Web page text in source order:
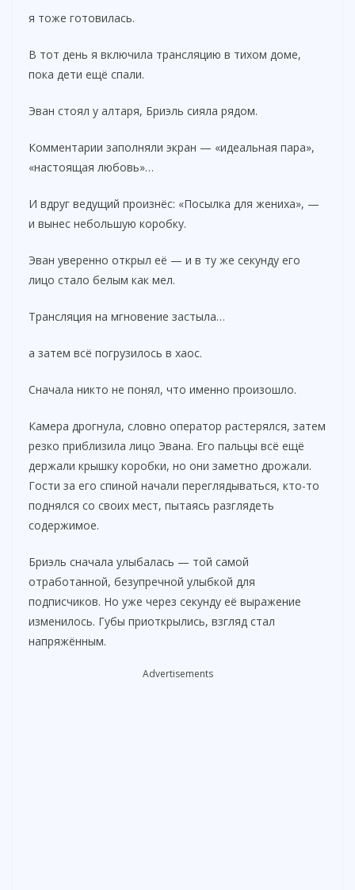
я тоже готовилась.
В тот день я включила трансляцию в тихом доме,
пока дети ещё спали.
Эван стоял у алтаря, Бриэль сияла рядом.
Комментарии заполняли экран — «идеальная пара»,
«настоящая любовь»…
И вдруг ведущий произнёс: «Посылка для жениха», —
и вынес небольшую коробку.
Эван уверенно открыл её — и в ту же секунду его
лицо стало белым как мел.
Трансляция на мгновение застыла…
а затем всё погрузилось в хаос.
Сначала никто не понял, что именно произошло.
Камера дрогнула, словно оператор растерялся, затем
резко приблизила лицо Эвана. Его пальцы всё ещё
держали крышку коробки, но они заметно дрожали.
Гости за его спиной начали переглядываться, кто-то
поднялся со своих мест, пытаясь разглядеть
содержимое.
Бриэль сначала улыбалась — той самой
отработанной, безупречной улыбкой для
подписчиков. Но уже через секунду её выражение
изменилось. Губы приоткрылись, взгляд стал
напряжённым.
Advertisements